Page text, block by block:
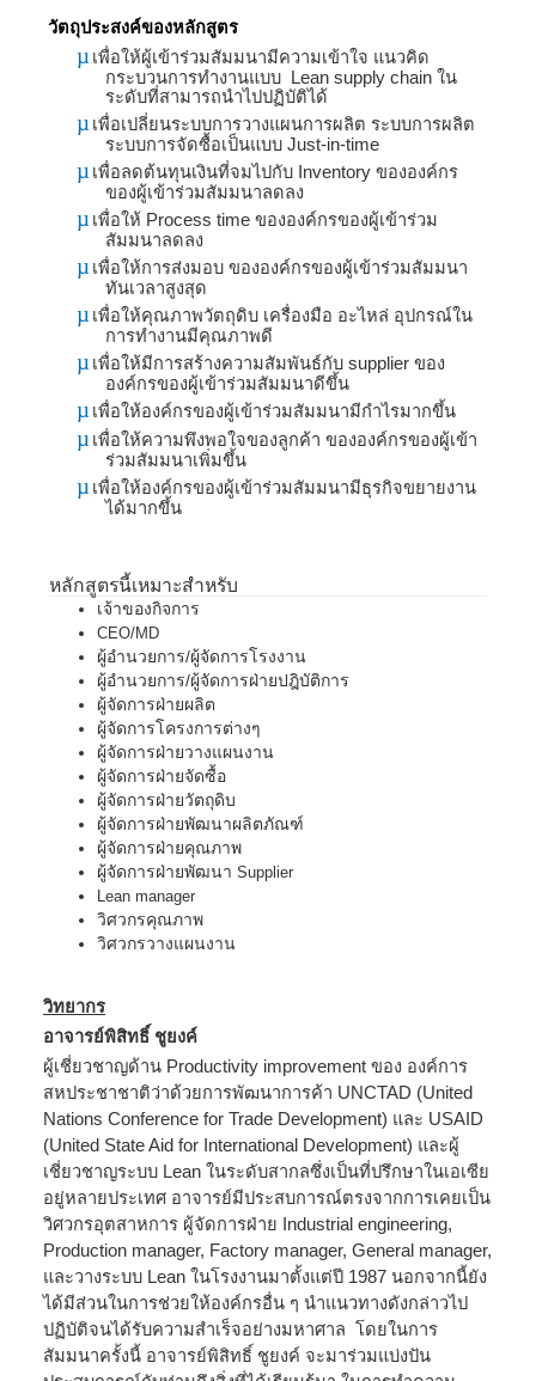
วัตถุประสงค์ของหลักสูตร
µ เพื่อให้ผู้เข้าร่วมสัมมนามีความเข้าใจ แนวคิด
กระบวนการทำงานแบบ
Lean supply chain ใน
ระดับที่สามารถนำไปปฏิบัติได้
µ เพื่อเปลี่ยนระบบการวางแผนการผลิต ระบบการผลิต
ระบบการจัดซื้อเป็นแบบ Just-in-time
µ เพื่อลดต้นทุนเงินที่จมไปกับ Inventory ขององค์กร
ของผู้เข้าร่วมสัมมนาลดลง
µ เพื่อให้ Process time ขององค์กรของผู้เข้าร่วม
สัมมนาลดลง
µ เพื่อให้การส่งมอบ ขององค์กรของผู้เข้าร่วมสัมมนา
ทันเวลาสูงสุด
µ เพื่อให้คุณภาพวัตถุดิบ เครื่องมือ อะไหล่ อุปกรณ์ใน
การทำงานมีคุณภาพดี
µ เพื่อให้มีการสร้างความสัมพันธ์กับ supplier ของ
องค์กรของผู้เข้าร่วมสัมมนาดีขึ้น
µ เพื่อให้องค์กรของผู้เข้าร่วมสัมมนามีกำไรมากขึ้น
µ เพื่อให้ความพึงพอใจของลูกค้า ขององค์กรของผู้เข้า
ร่วมสัมมนาเพิ่มขึ้น
µ เพื่อให้องค์กรของผู้เข้าร่วมสัมมนามีธุรกิจขยายงาน
ได้มากขึ้น
หลักสูตรนี้เหมาะสำหรับ
เจ้าของกิจการ
CEO/MD
ผู้อำนวยการ/ผู้จัดการโรงงาน
ผู้อำนวยการ/ผู้จัดการฝ่ายปฎิบัติการ
ผู้จัดการฝ่ายผลิต
ผู้จัดการโครงการต่างๆ
ผู้จัดการฝ่ายวางแผนงาน
ผู้จัดการฝ่ายจัดซื้อ
ผู้จัดการฝ่ายวัตถุดิบ
ผู้จัดการฝ่ายพัฒนาผลิตภัณฑ์
ผู้จัดการฝ่ายคุณภาพ
ผู้จัดการฝ่ายพัฒนา Supplier
Lean manager
วิศวกรคุณภาพ
วิศวกรวางแผนงาน
วิทยากร
อาจารย์พิสิทธิ์ ชูยงค์
ผู้เชี่ยวชาญด้าน Productivity improvement ของ องค์การ
สหประชาชาติว่าด้วยการพัฒนาการค้า UNCTAD (United
Nations Conference for Trade Development) และ USAID
(United State Aid for International Development) และผู้
เชี่ยวชาญระบบ Lean ในระดับสากลซึ่งเป็นที่ปรึกษาในเอเซีย
อยู่หลายประเทศ อาจารย์มีประสบการณ์ตรงจากการเคยเป็น
วิศวกรอุตสาหการ ผู้จัดการฝ่าย
Industrial engineering,
Production manager, Factory manager, General manager,
และวางระบบ Lean ในโรงงานมาตั้งแต่ปี 1987 นอกจากนี้ยัง
ได้มีส่วนในการช่วยให้องค์กรอื่น ๆ นำแนวทางดังกล่าวไป
ปฏิบัติจนได้รับความสำเร็จอย่างมหาศาล โดยในการ
สัมมนาครั้งนี้ อาจารย์พิสิทธิ์ ชูยงค์ จะมาร่วมแบ่งปัน